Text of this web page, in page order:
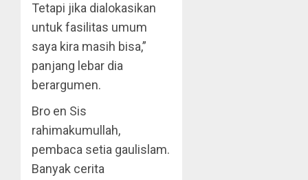
Tetapi jika dialokasikan
untuk fasilitas umum
saya kira masih bisa,”
panjang lebar dia
berargumen.
Bro en Sis
rahimakumullah,
pembaca setia gaulislam.
Banyak cerita